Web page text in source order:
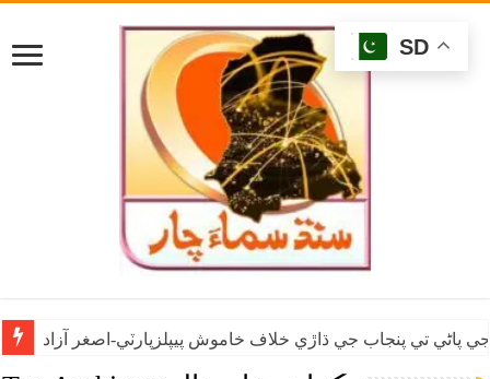
پاڻي تي پنجاب جي ڌاڙي خلاف خاموش پيپلزپارٽي-اصغر آزاد
SD